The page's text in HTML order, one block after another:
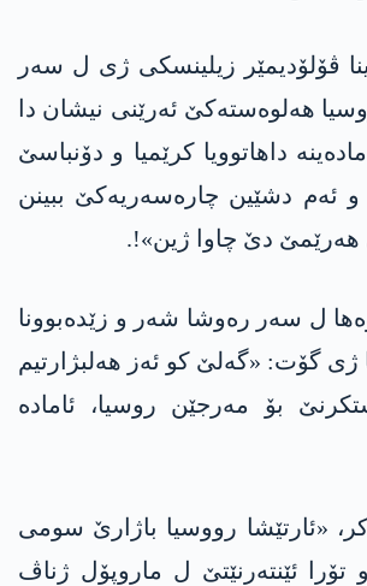
ڤۆلۆدیمێر زیلینسکی ژی ل سەر
هەلوەستەکێ ئەرێنی نیشان دا
داهاتوویا کرێمیا و دۆنباسێ
و ئەم دشێین چارەسەریەکێ ببینن
دێ چاوا ژین»!.
ل سەر رەوشا شەر و زێدەبوونا
گۆت: «گەلێ کو ئەز هه‌لبژارتیم
بۆ مەرجێن روسیا، ئامادە
«ئارتێشا رووسیا باژارێ سومی
تۆرا ئێنتەرنێتێ ل ماروپۆل ژناڤ